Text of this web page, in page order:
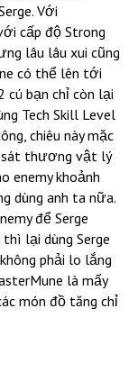
Với
cấp độ Strong
lâu lâu xui cũng
có thể lên tới
cú bạn chỉ còn lại
Tech Skill Level
chiêu này mặc
sát thương vật lý
enemy khoảnh
dùng anh ta nữa.
để Serge
lại dùng Serge
phải lo lắng
là mấy
món đồ tăng chỉ